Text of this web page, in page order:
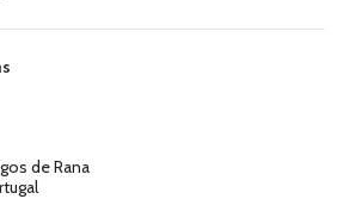
de Rana